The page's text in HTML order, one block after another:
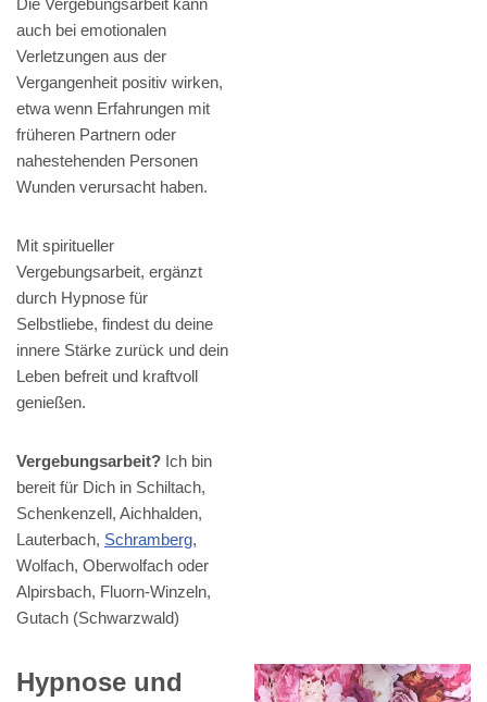
Die Vergebungsarbeit kann
auch bei emotionalen
Verletzungen aus der
Vergangenheit positiv wirken,
etwa wenn Erfahrungen mit
früheren Partnern oder
nahestehenden Personen
Wunden verursacht haben.
Mit spiritueller
Vergebungsarbeit, ergänzt
durch Hypnose für
Selbstliebe, findest du deine
innere Stärke zurück und dein
Leben befreit und kraftvoll
genießen.
Vergebungsarbeit? Ich bin
bereit für Dich in Schiltach,
Schenkenzell, Aichhalden,
Lauterbach, Schramberg,
Wolfach, Oberwolfach oder
Alpirsbach, Fluorn-Winzeln,
Gutach (Schwarzwald)
Hypnose und